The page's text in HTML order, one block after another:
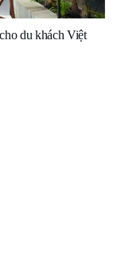
du khách Việt